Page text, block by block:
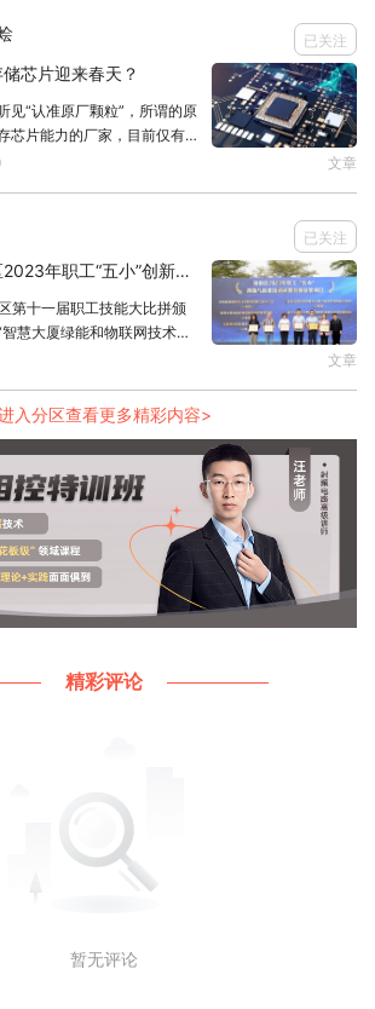
星及应用基础设施建设；
四五”信息通信行业发展规划》提
顶层设计和统筹布局，推动高轨卫星
发展。政策规划强调加快布局，完
施。
著成就，但仍然存在一些短板及弱
、卫星通信网络和云计算设施全球
为此，需要加快布局卫星通信。
通信产业发展，中国31省市提出了
从整体来看，各省市卫星通信产业
于建设安全可靠的全球性卫星互联网
下：
瞻产业研究院，如涉及作品内容、版
请于联系工作人员，我们将在第一时
实时交互方向发
已关注
芯片迎来春天？
见“认准原厂颗粒”，所谓的原
芯片能力的厂家，目前仅有三
SK海力士、英特尔、长江存
文章
已关注
华秋获深圳市福田区2023年职工“五小”创新与质量技术成果竞赛二等奖
第十一届职工技能大比拼颁
慧大厦绿能和物联网技术的
2023年职工“五小”创新与质
第三年参加该项竞
文章
入分区查看更多精彩内容>
精彩评论
暂无评论